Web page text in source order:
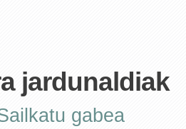
jardunaldiak
gabea